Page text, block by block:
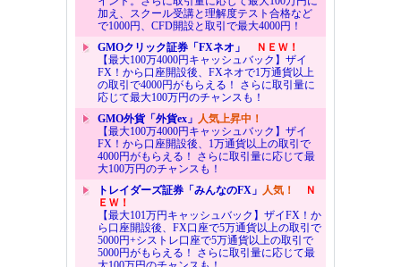
加え、スクール受講と理解度テスト合格など
で1000円、CFD開設と取引で最大4000円！
GMOクリック証券「FXネオ」
ＮＥＷ！
【最大100万4000円キャッシュバック】ザイ
FX！から口座開設後、FXネオで1万通貨以上
の取引で4000円がもらえる！ さらに取引量に
応じて最大100万円のチャンスも！
GMO外貨「外貨ex」 人気上昇中！
【最大100万4000円キャッシュバック】ザイ
FX！から口座開設後、1万通貨以上の取引で
4000円がもらえる！ さらに取引量に応じて最
大100万円のチャンスも！
トレイダーズ証券「みんなのFX」 人気！
Ｎ
ＥＷ！
【最大101万円キャッシュバック】ザイFX！か
ら口座開設後、FX口座で5万通貨以上の取引で
5000円+シストレ口座で5万通貨以上の取引で
5000円がもらえる！ さらに取引量に応じて最